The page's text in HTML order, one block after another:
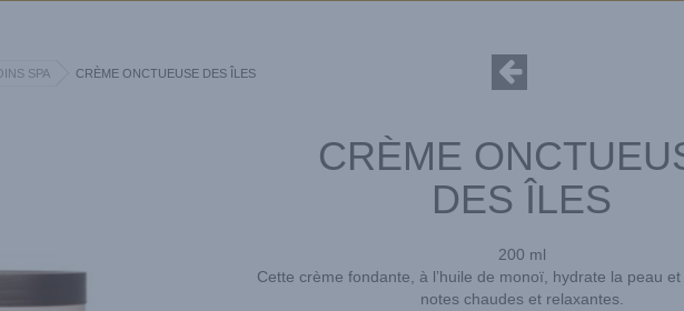
SPA CRÈME ONCTUEUSE DES ÎLES
CRÈME
DES ÎLES
200 ml
Cette crème fondante, à l’huile de monoï, hydrate la peau et
notes chaudes et relaxantes.